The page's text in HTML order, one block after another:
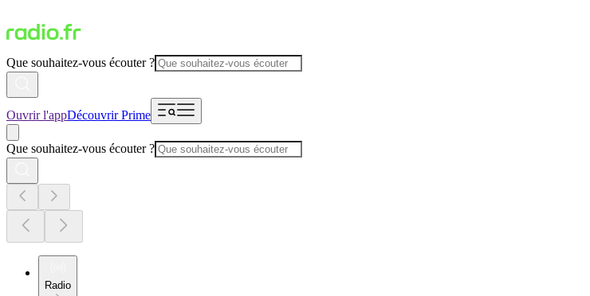
Que souhaitez-vous écouter ?
Ouvrir l'appDécouvrir Prime
Que souhaitez-vous écouter ?
Radio